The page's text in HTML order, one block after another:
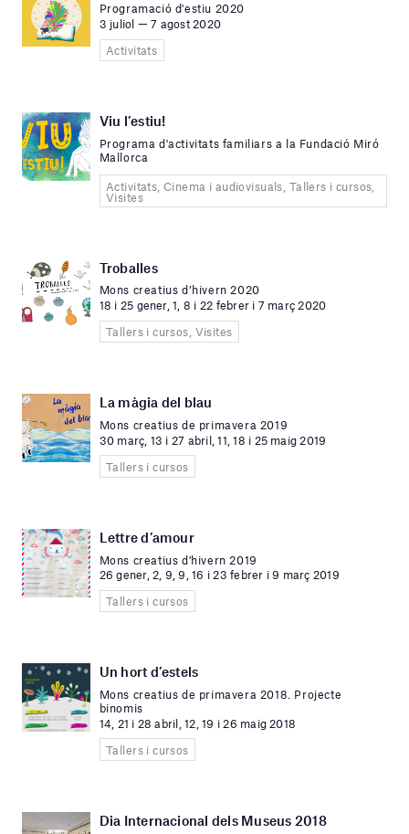
Programació d'estiu 2020
3 juliol — 7 agost 2020
Activitats
Viu l’estiu!
Programa d'activitats familiars a la Fundació Miró
Mallorca
Activitats, Cinema i audiovisuals, Tallers i cursos,
Visites
Troballes
Mons creatius d’hivern 2020
18 i 25 gener, 1, 8 i 22 febrer i 7 març 2020
Tallers i cursos, Visites
La màgia del blau
Mons creatius de primavera 2019
30 març, 13 i 27 abril, 11, 18 i 25 maig 2019
Tallers i cursos
Lettre d’amour
Mons creatius d'hivern 2019
26 gener, 2, 9, 9, 16 i 23 febrer i 9 març 2019
Tallers i cursos
Un hort d’estels
Mons creatius de primavera 2018. Projecte
binomis
14, 21 i 28 abril, 12, 19 i 26 maig 2018
Tallers i cursos
Dia Internacional dels Museus 2018